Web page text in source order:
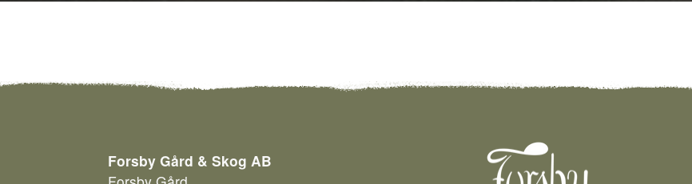
Forsby Gård & Skog AB